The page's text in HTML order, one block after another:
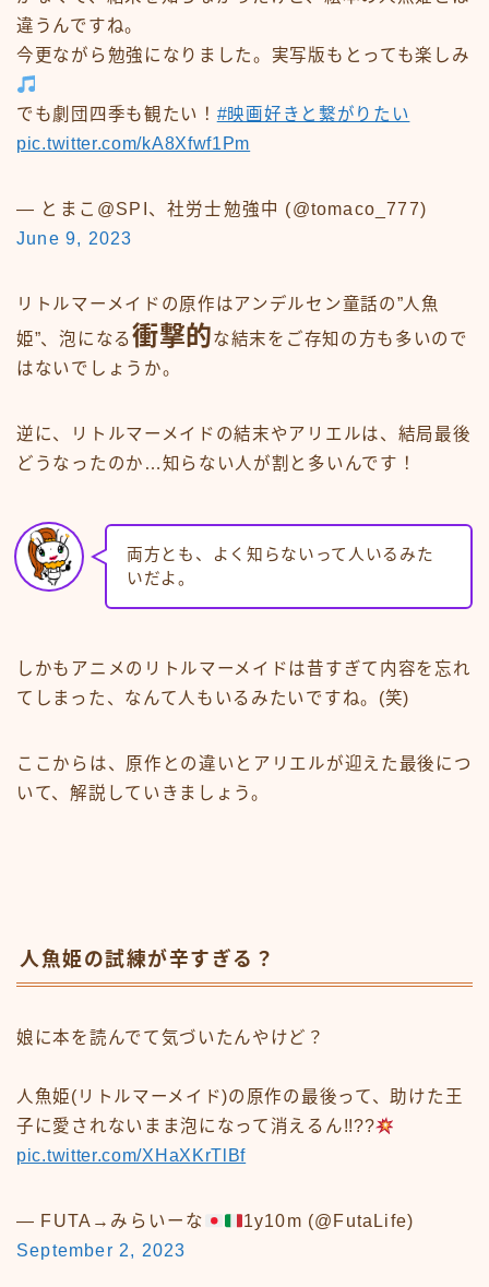
違うんですね。
今更ながら勉強になりました。実写版もとっても楽しみ
でも劇団四季も観たい！ #映画好きと繋がりたい
pic.twitter.com/kA8Xfwf1Pm
— とまこ@SPI、社労士勉強中 (@tomaco_777)
June 9, 2023
リトルマーメイドの原作はアンデルセン童話の”人魚
姫”、泡になる衝撃的な結末をご存知の方も多いので
はないでしょうか。
逆に、リトルマーメイドの結末やアリエルは、結局最後
どうなったのか…知らない人が割と多いんです！
両方とも、よく知らないって人いるみた
いだよ。
しかもアニメのリトルマーメイドは昔すぎて内容を忘れ
てしまった、なんて人もいるみたいですね。(笑)
ここからは、原作との違いとアリエルが迎えた最後につ
いて、解説していきましょう。
人魚姫の試練が辛すぎる？
娘に本を読んでて気づいたんやけど？
人魚姫(リトルマーメイド)の原作の最後って、助けた王
子に愛されないまま泡になって消えるん!!??
pic.twitter.com/XHaXKrTlBf
— FUTA→みらいーな
1y10m (@FutaLife)
September 2, 2023